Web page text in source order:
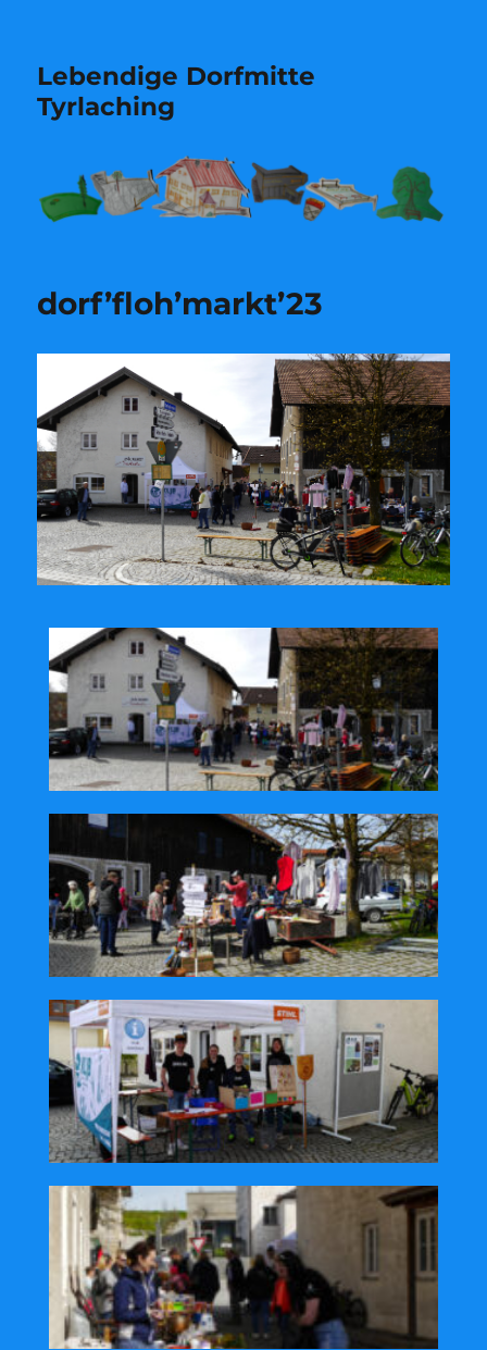
Lebendige Dorfmitte
Tyrlaching
dorf’floh’markt’23